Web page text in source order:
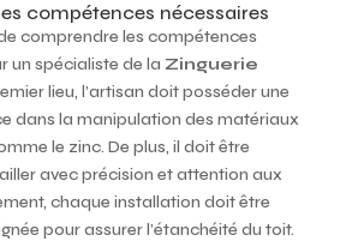
compétences nécessaires
comprendre les compétences
un spécialiste de la Zinguerie
lieu, l’artisan doit posséder une
dans la manipulation des matériaux
le zinc. De plus, il doit être
avec précision et attention aux
chaque installation doit être
pour assurer l’étanchéité du toit.